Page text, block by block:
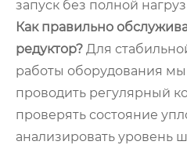
запуск без полной
Как правильно
редуктор? Для
работы оборудования
проводить регулярный
проверять состояние
анализировать уровень